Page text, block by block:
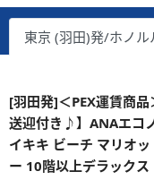
東京 (羽田)発/ホノル
[羽田発]＜PEX運賃商
送迎付き♪】ANAエコ
イキキ ビーチ マリオ
ー 10階以上デラック